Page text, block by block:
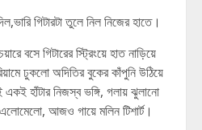
গিটারটা তুলে নিল নিজের হাতে।
বসে গিটারের স্ট্রিংয়ে হাত নাড়িয়ে
ঢুকলো অদিতির বুকের কাঁপুনি উঠিয়ে
হাঁটার নিজস্ব ভঙ্গি, গলায় ঝুলানো
আজও গায়ে মলিন টিশার্ট।